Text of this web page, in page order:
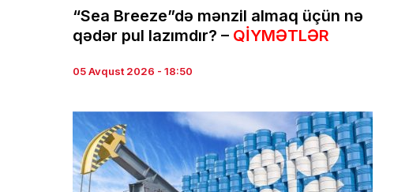
“Sea Breeze”də mənzil almaq üçün nə
qədər pul lazımdır? – QİYMƏTLƏR
05 Avqust 2026 - 18:50